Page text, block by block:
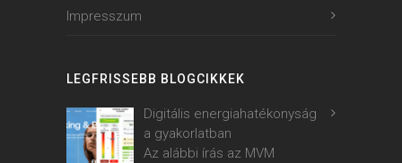
Impresszum
LEGFRISSEBB BLOGCIKKEK
Digitális energiahatékonyság
a gyakorlatban
Az alábbi írás az MVM